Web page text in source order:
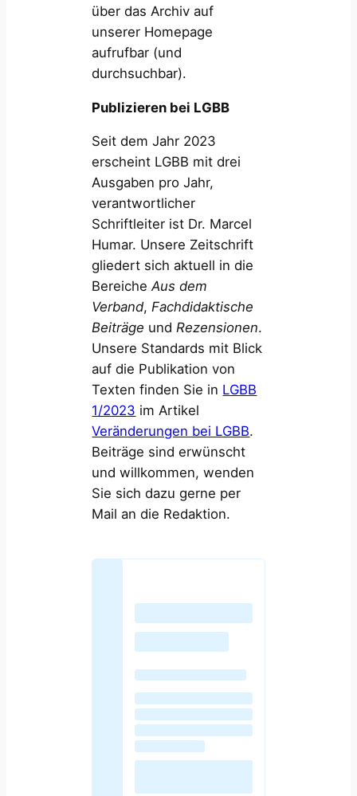
über das Archiv auf
unserer Homepage
aufrufbar (und
durchsuchbar).
Publizieren bei LGBB
Seit dem Jahr 2023
erscheint LGBB mit drei
Ausgaben pro Jahr,
verantwortlicher
Schriftleiter ist Dr. Marcel
Humar. Unsere Zeitschrift
gliedert sich aktuell in die
BereicheAus dem
Verband,Fachdidaktische
Beiträge undRezensionen.
Unsere Standards mit Blick
auf die Publikation von
Texten finden Sie in LGBB
1/2023 im Artikel
Veränderungen bei LGBB.
Beiträge sind erwünscht
und willkommen, wenden
Sie sich dazu gerne per
Mail an die Redaktion.